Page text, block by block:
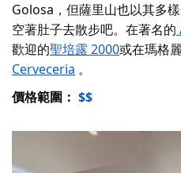
Golosa，但薩里山也以其多
空著肚子去散步吧。在著名的
歡迎的聖培露 2000或在瑪格
Cerveceria 。
價格範圍： $$